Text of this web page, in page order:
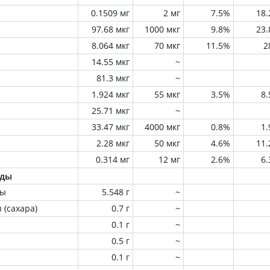
0.1509 мг
2 мг 7.5%
97.68 мкг
1000 мкг 9.8%
8.064 мкг
70 мкг 11.5%
14.55 мкг
~
81.3 мкг
~
1.924 мкг
55 мкг 3.5%
25.71 мкг
~
33.47 мкг
4000 мкг 0.8%
2.28 мкг
50 мкг 4.6%
0.314 мг
12 мг 2.6%
5.548 г
~
0.7 г
~
0.1 г
~
0.5 г
~
0.1 г
~